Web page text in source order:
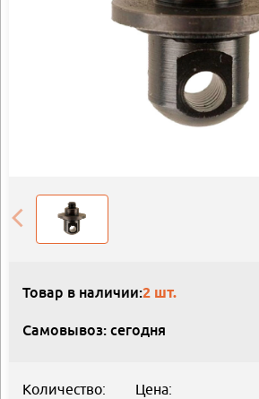
Товар в наличии:2 шт.
Самовывоз: сегодня
Количество: Цена: